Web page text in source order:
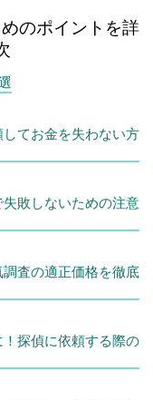
のポイントを詳
てお金を失わない方
敗しないための注意
査の適正価格を徹底
探偵に依頼する際の